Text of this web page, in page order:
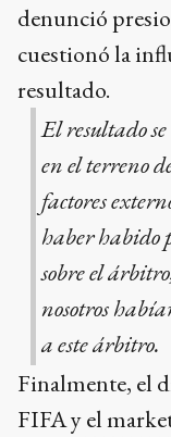
denunció
cuestionó la
resultado.
El resultado
en el terreno
factores
haber habido
sobre el
nosotros
a este árbitro.
Finalmente, el
FIFA y el